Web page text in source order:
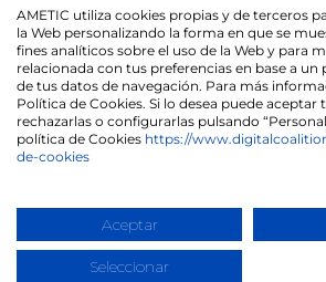
Copyright 2020 |
We use cookies on our website to
you consent to the use of ALL the
Cookie settings
AMETIC utiliza cookies propias y de terceros
la Web personalizando la forma en que se
fines analíticos sobre el uso de la Web y para
relacionada con tus preferencias en base a
de tus datos de navegación. Para más
Política de Cookies. Si lo desea puede aceptar
rechazarlas o configurarlas pulsando
política de Cookies https://
de-cookies
Aceptar
Seleccionar